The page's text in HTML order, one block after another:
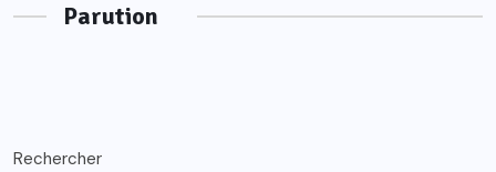
Parution
Rechercher